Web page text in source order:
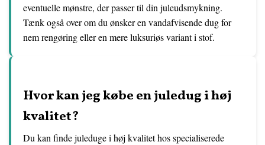
eventuelle mønstre, der passer til din juleudsmykning.
Tænk også over om du ønsker en vandafvisende dug for
nem rengøring eller en mere luksuriøs variant i stof.
Hvor kan jeg købe en juledug i høj
kvalitet?
Du kan finde juleduge i høj kvalitet hos specialiserede